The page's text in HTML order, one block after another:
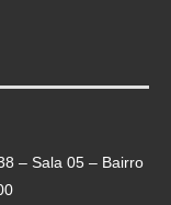
– Sala 05 – Bairro